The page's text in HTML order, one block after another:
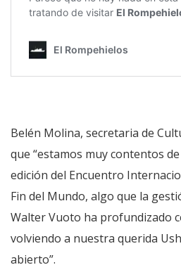
Belén Molina, secretaria de
que “estamos muy contentos
edición del Encuentro
Fin del Mundo, algo que la
Walter Vuoto ha profundizado
volviendo a nuestra querida
abierto”.